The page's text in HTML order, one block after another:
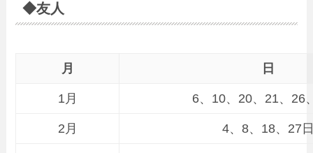
◆友人
月 日
1月 6、10、20、21、26
2月 4、8、18、27